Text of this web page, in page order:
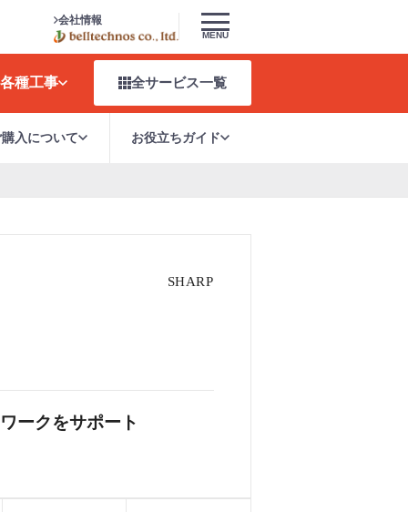
会社情報
MENU
各種工事 全サービス一覧
購入について お役立ちガイド
ークをサポート